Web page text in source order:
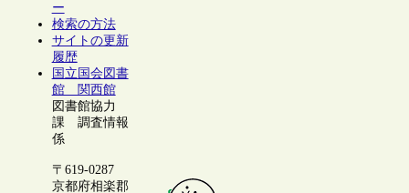
ー
検索の方法
サイトの更新
履歴
国立国会図書
館 関西館
図書館協力
課 調査情報
係
〒619-0287
京都府相楽郡